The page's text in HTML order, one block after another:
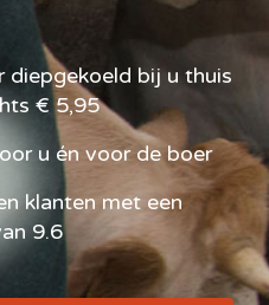
diepgekoeld bij u thuis
€ 5,95
u én voor de boer
klanten met een
9.6